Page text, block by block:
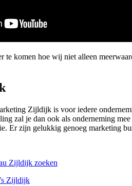
te komen hoe wij niet alleen
Zijldijk is voor iedere
zal je dan ook als onderneming
Er zijn gelukkig genoeg marketing
Zijldijk zoeken
Zijldijk